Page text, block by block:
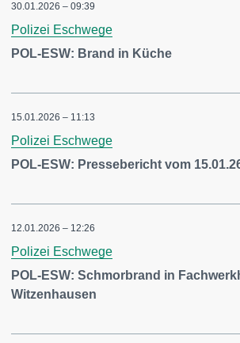
30.01.2026 – 09:39
Polizei Eschwege
POL-ESW: Brand in Küche
15.01.2026 – 11:13
Polizei Eschwege
POL-ESW: Pressebericht vom
12.01.2026 – 12:26
Polizei Eschwege
POL-ESW: Schmorbrand in
Witzenhausen